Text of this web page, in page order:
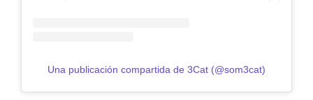
Una publicación compartida de 3Cat (@som3cat)